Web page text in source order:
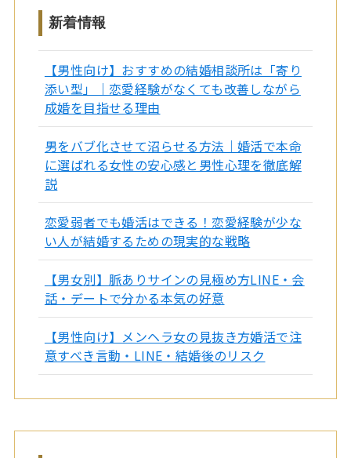
新着情報
【男性向け】おすすめの結婚相談所は「寄り
添い型」｜恋愛経験がなくても改善しながら
成婚を目指せる理由
男をバブ化させて沼らせる方法｜婚活で本命
に選ばれる女性の安心感と男性心理を徹底解
説
恋愛弱者でも婚活はできる！恋愛経験が少な
い人が結婚するための現実的な戦略
【男女別】脈ありサインの見極め方LINE・会
話・デートで分かる本気の好意
【男性向け】メンヘラ女の見抜き方婚活で注
意すべき言動・LINE・結婚後のリスク